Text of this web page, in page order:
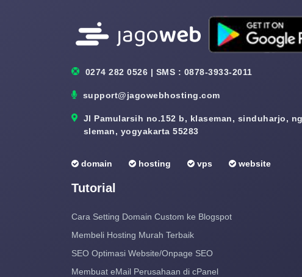
0274 282 0526 | SMS : 0878-3933-2011
support@jagowebhosting.com
Jl Pamularsih no.152 b, klaseman, sinduharjo,
sleman, yogyakarta 55283
domain hosting vps website
Tutorial
Cara Setting Domain Custom ke Blogspot
Membeli Hosting Murah Terbaik
SEO Optimasi Website/Onpage SEO
Membuat eMail Perusahaan di cPanel